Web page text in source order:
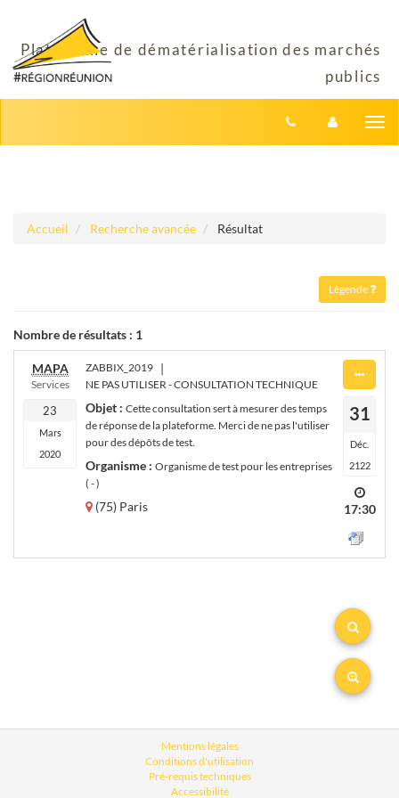
Accueil Recherche avancée Résultat
Légende
Nombre de résultats : 1
MAPA
Services
23
Mars
2020
ZABBIX_2019 |
NE PAS UTILISER - CONSULTATION TECHNIQUE
Objet : Cette consultation sert à mesurer des temps
de réponse de la plateforme. Merci de ne pas l'utiliser
pour des dépôts de test.
Organisme : Organisme de test pour les entreprises
( - )
(75) Paris
31
Déc.
2122
17:30
Mentions légales
Conditions d'utilisation
Pré-requis techniques
Accessibilité